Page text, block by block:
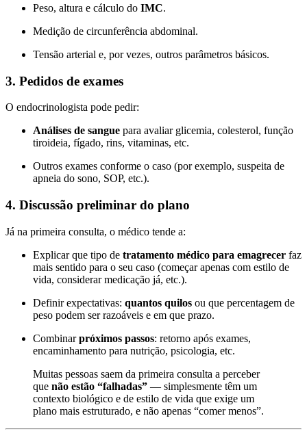
Peso, altura e cálculo do IMC.
Medição de circunferência abdominal.
Tensão arterial e, por vezes, outros parâmetros básicos.
3. Pedidos de exames
O endocrinologista pode pedir:
Análises de sangue para avaliar glicemia, colesterol, função
tiroideia, fígado, rins, vitaminas, etc.
Outros exames conforme o caso (por exemplo, suspeita de
apneia do sono, SOP, etc.).
4. Discussão preliminar do plano
Já na primeira consulta, o médico tende a:
Explicar que tipo de tratamento médico para emagrecer faz
mais sentido para o seu caso (começar apenas com estilo de
vida, considerar medicação já, etc.).
Definir expectativas: quantos quilos ou que percentagem de
peso podem ser razoáveis e em que prazo.
Combinarpróximos passos: retorno após exames,
encaminhamento para nutrição, psicologia, etc.
Muitas pessoas saem da primeira consulta a perceber
que não estão “falhadas” — simplesmente têm um
contexto biológico e de estilo de vida que exige um
plano mais estruturado, e não apenas “comer menos”.